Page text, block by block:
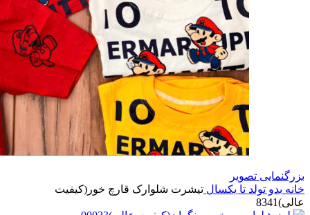
بزرگنمایی تصویر
خانه بدو تولد تا یکسال تیشرت شلوارک قارچ خور(کیفیت
عالی)8341